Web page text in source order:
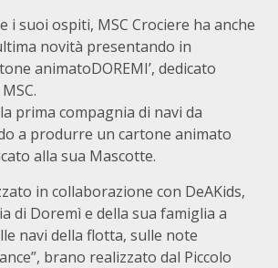
i suoi ospiti, MSC Crociere ha anche
novità presentando in
animatoDOREMI’, dedicato
prima compagnia di navi da
a produrre un cartone animato
alla sua Mascotte.
in collaborazione con DeAKids,
di Doremì e della sua famiglia a
navi della flotta, sulle note
brano realizzato dal Piccolo